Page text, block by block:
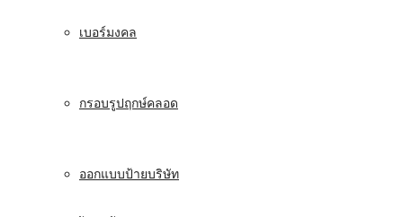
เบอร์มงคล
กรอบรูปฤกษ์คลอด
ออกแบบป้ายบริษัท